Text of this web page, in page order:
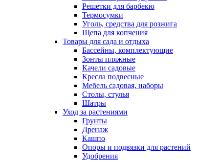
Решетки для барбекю
Термосумки
Уголь, средства для розжига
Щепа для копчения
Товары для сада и отдыха
Бассейны, комплектующие
Зонты пляжные
Качели садовые
Кресла подвесные
Мебель садовая, наборы
Столы, стулья
Шатры
Уход за растениями
Грунты
Дренаж
Кашпо
Опоры и подвязки для растений
Удобрения